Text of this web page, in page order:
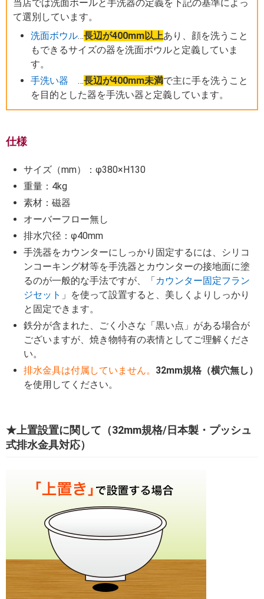
当店では洗面ボールと手洗器の定義を下記の基準によっ
て選別しています。
洗面ボウル…長辺が400mm以上あり、顔を洗うこと
もできるサイズの器を洗面ボウルと定義していま
す。
手洗い器 …長辺が400mm未満で主に手を洗うこと
を目的とした器を手洗い器と定義しています。
仕様
サイズ（mm）：φ380×H130
重量：4kg
素材：磁器
オーバーフロー無し
排水穴径：φ40mm
手洗器をカウンターにしっかり固定するには、シリコ
ンコーキング材等を手洗器とカウンターの接地面に塗
るのが一般的な手法ですが、「 カウンター固定フラン
ジセット 」を使って設置すると、美しくよりしっかり
と固定できます。
鉄分が含まれた、ごく小さな「黒い点」がある場合が
ございますが、焼き物特有の表情としてご理解くださ
い。
排水金具は付属していません。 32mm規格（横穴無し）
を使用してください。
★上置設置に関して（32mm規格/日本製・プッシュ
式排水金具対応）